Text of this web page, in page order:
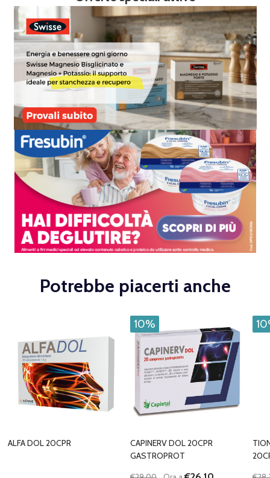
Potrebbe piacerti anche
ALFA DOL 20CPR
10%
CAPINERV DOL 20CPR
GASTROPROT